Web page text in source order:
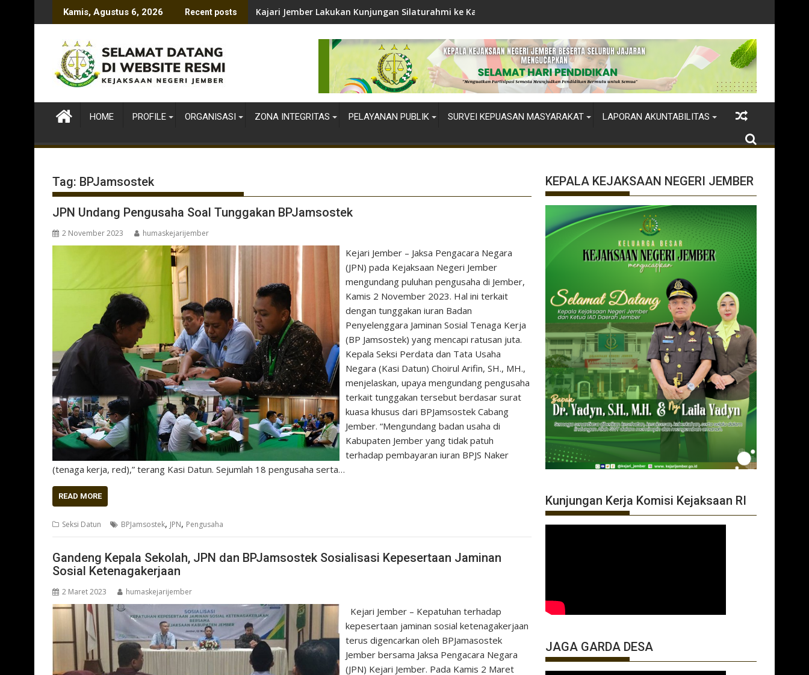
to
Kamis, Agustus 6, 2026 Recent posts Kajari Jember Lakukan Kunjungan Silaturahmi ke Kapolres Jember
HOME PROFILE ORGANISASI ZONA INTEGRITAS PELAYANAN PUBLIK SURVEI KEPUASAN MASYARAKAT LAPORAN AKUNTABILITAS
Tag: BPJamsostek
JPN Undang Pengusaha Soal Tunggakan BPJamsostek
2 November 2023 humaskejarijember
Kejari Jember – Jaksa Pengacara Negara
(JPN) pada Kejaksaan Negeri Jember
mengundang puluhan pengusaha di Jember,
Kamis 2 November 2023. Hal ini terkait
dengan tunggakan iuran Badan
Penyelenggara Jaminan Sosial Tenaga Kerja
(BP Jamsostek) yang mencapi ratusan juta.
Kepala Seksi Perdata dan Tata Usaha
Negara (Kasi Datun) Choirul Arifin, SH., MH.,
menjelaskan, upaya mengundang pengusaha
terkait tunggakan tersebut berdasar surat
kuasa khusus dari BPJamsostek Cabang
Jember. “Mengundang badan usaha di
Kabupaten Jember yang tidak patuh
terhadap pembayaran iuran BPJS Naker
(tenaga kerja, red),” terang Kasi Datun. Sejumlah 18 pengusaha serta…
READ MORE
Seksi Datun BPJamsostek, JPN, Pengusaha
Gandeng Kepala Sekolah, JPN dan BPJamsostek Sosialisasi Kepesertaan Jaminan
Sosial Ketenagakerjaan
2 Maret 2023 humaskejarijember
Kejari Jember – Kepatuhan terhadap
kepesertaan jaminan sosial ketenagakerjaan
terus digencarkan oleh BPJamasostek
Jember bersama Jaksa Pengacara Negara
(JPN) Kejari Jember. Pada Kamis 2 Maret
KEPALA KEJAKSAAN NEGERI JEMBER
Kunjungan Kerja Komisi Kejaksaan RI
JAGA GARDA DESA